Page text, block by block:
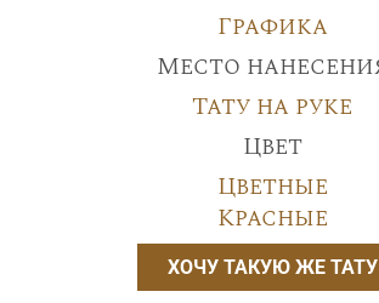
Графика
Место
Тату на руке
Цвет
Цветные
Красные
ХОЧУ ТАКУЮ ЖЕ ТАТУ